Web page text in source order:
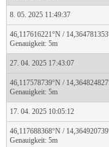
8. 05. 2025 11:49:37
46,117616221°N /
Genauigkeit: 5m
27. 04. 2025 17:43:07
46,117578739°N /
Genauigkeit: 5m
17. 04. 2025 10:05:12
46,117688368°N /
Genauigkeit: 5m